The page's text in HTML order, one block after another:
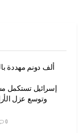
إسرائيل تستكمل
وتوسع عزل
0